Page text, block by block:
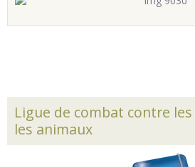
Ligue de combat contre
les animaux